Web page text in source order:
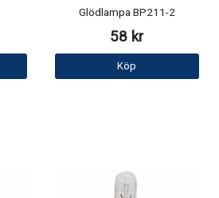
Glödlampa BP211-2
58 kr
Köp